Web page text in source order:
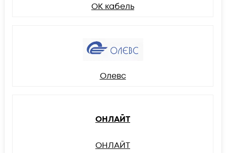
ОК кабель
Олевс
ОНЛАЙТ
ОНЛАЙТ